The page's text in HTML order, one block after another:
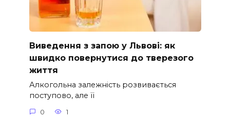
Виведення з запою у Львові: як
швидко повернутися до тверезого
життя
Алкогольна залежність розвивається
поступово, але її
0 1